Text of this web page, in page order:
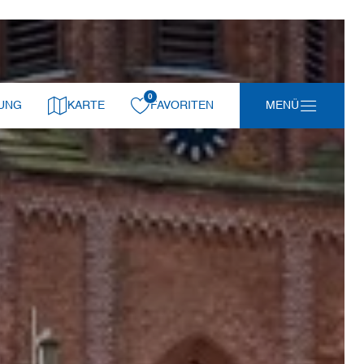
KARTE FAVORITEN
gemerkt:
0
MENÜ